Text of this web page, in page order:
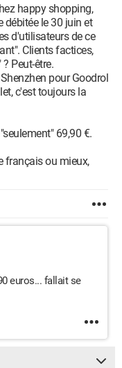
happy shopping,
débitée le 30 juin et
d'utilisateurs de ce
Clients factices,
Peut-être.
pour Goodrol
c'est toujours la
69,90 €.
français ou mieux,
euros... fallait se